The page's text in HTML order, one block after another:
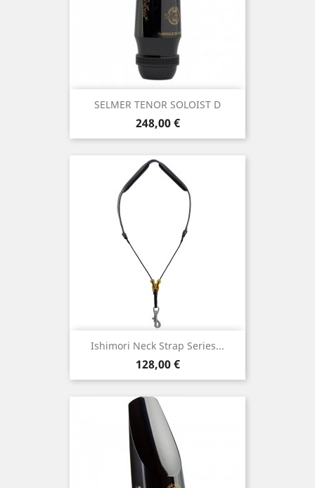
SELMER TENOR SOLOIST D
Τιμή
248,00 €
Ishimori Neck Strap Series...
Τιμή
128,00 €